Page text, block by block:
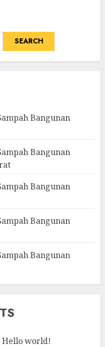
SEARCH
Bangunan
Bangunan
Bangunan
Bangunan
Bangunan
Hello world!